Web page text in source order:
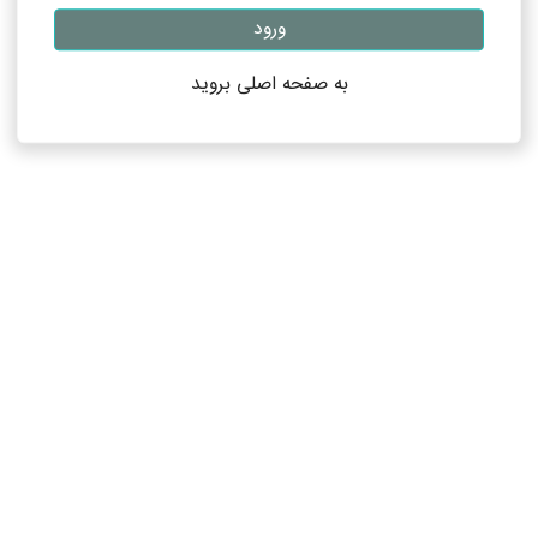
ورود
به صفحه اصلی بروید